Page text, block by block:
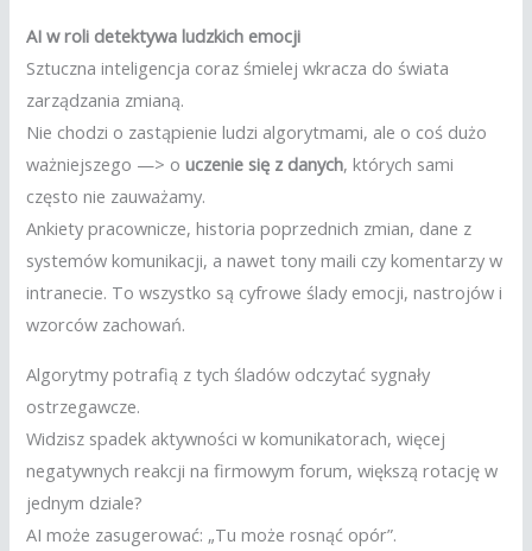
AI w roli detektywa ludzkich emocji
Sztuczna inteligencja coraz śmielej wkracza do świata
zarządzania zmianą.
Nie chodzi o zastąpienie ludzi algorytmami, ale o coś dużo
ważniejszego —> ouczenie się z danych, których sami
często nie zauważamy.
Ankiety pracownicze, historia poprzednich zmian, dane z
systemów komunikacji, a nawet tony maili czy komentarzy w
intranecie. To wszystko są cyfrowe ślady emocji, nastrojów i
wzorców zachowań.
Algorytmy potrafią z tych śladów odczytać sygnały
ostrzegawcze.
Widzisz spadek aktywności w komunikatorach, więcej
negatywnych reakcji na firmowym forum, większą rotację w
jednym dziale?
AI może zasugerować: „Tu może rosnąć opór”.